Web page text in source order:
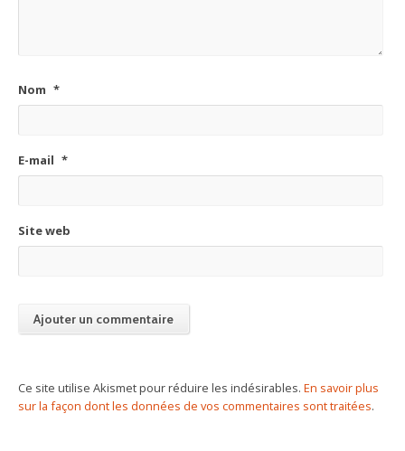
Nom *
E-mail *
Site web
Ce site utilise Akismet pour réduire les indésirables. En savoir plus
sur la façon dont les données de vos commentaires sont traitées.